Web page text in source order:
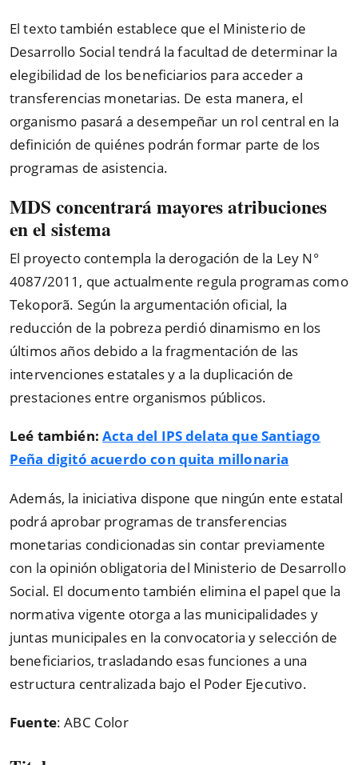
El texto también establece que el Ministerio de
Desarrollo Social tendrá la facultad de determinar la
elegibilidad de los beneficiarios para acceder a
transferencias monetarias. De esta manera, el
organismo pasará a desempeñar un rol central en la
definición de quiénes podrán formar parte de los
programas de asistencia.
MDS concentrará mayores atribuciones
en el sistema
El proyecto contempla la derogación de la Ley N°
4087/2011, que actualmente regula programas como
Tekoporã. Según la argumentación oficial, la
reducción de la pobreza perdió dinamismo en los
últimos años debido a la fragmentación de las
intervenciones estatales y a la duplicación de
prestaciones entre organismos públicos.
Leé también:Acta del IPS delata que Santiago
Peña digitó acuerdo con quita millonaria
Además, la iniciativa dispone que ningún ente estatal
podrá aprobar programas de transferencias
monetarias condicionadas sin contar previamente
con la opinión obligatoria del Ministerio de Desarrollo
Social. El documento también elimina el papel que la
normativa vigente otorga a las municipalidades y
juntas municipales en la convocatoria y selección de
beneficiarios, trasladando esas funciones a una
estructura centralizada bajo el Poder Ejecutivo.
Fuente: ABC Color